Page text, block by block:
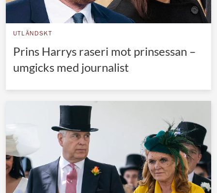
Thailändska kungahuset
Marockanska kungahuset
UTLÄNDSKT
Prins Harrys raseri mot prinsessan –
umgicks med journalist